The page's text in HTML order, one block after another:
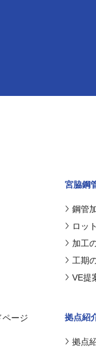
ページ
宮脇鋼
鋼管
ロッ
加工
工期
VE提
拠点紹
拠点